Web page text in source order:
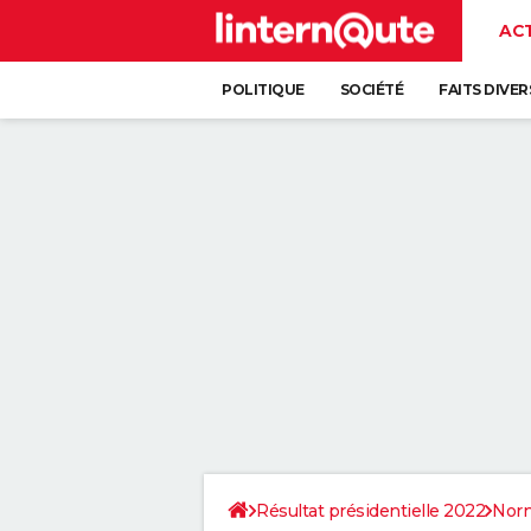
POLITIQUE SOCIÉTÉ FAITS
Résultat présidentielle 2022